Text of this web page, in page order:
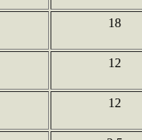
18
12
12